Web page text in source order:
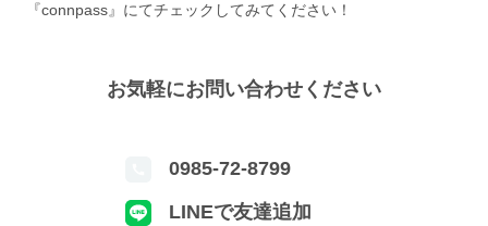
『connpass』にてチェックしてみてください！
お気軽にお問い合わせください
0985-72-8799
LINEで友達追加